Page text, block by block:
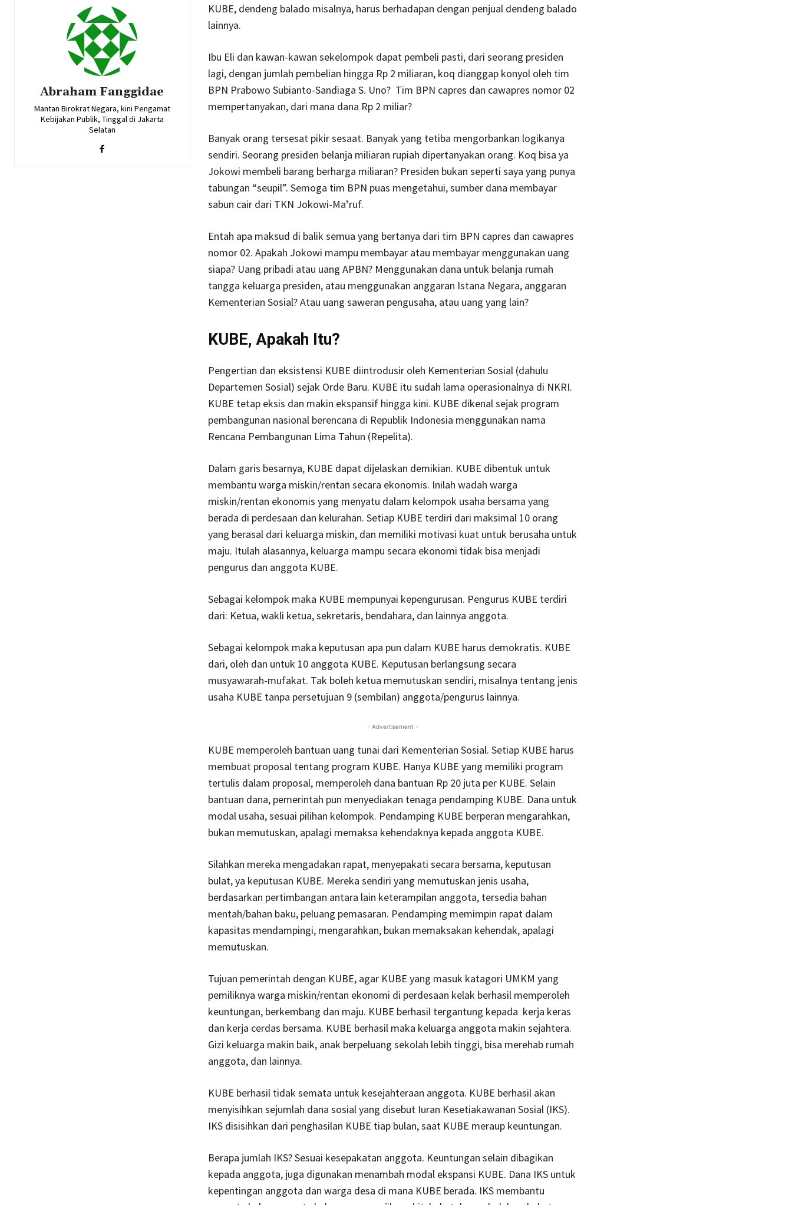
Abraham Fanggidae
Mantan Birokrat Negara, kini Pengamat
Kebijakan Publik, Tinggal di Jakarta
Selatan
KUBE, dendeng balado misalnya, harus berhadapan dengan penjual dendeng balado
lainnya.
Ibu Eli dan kawan-kawan sekelompok dapat pembeli pasti, dari seorang presiden
lagi, dengan jumlah pembelian hingga Rp 2 miliaran, koq dianggap konyol oleh tim
BPN Prabowo Subianto-Sandiaga S. Uno? Tim BPN capres dan cawapres nomor 02
mempertanyakan, dari mana dana Rp 2 miliar?
Banyak orang tersesat pikir sesaat. Banyak yang tetiba mengorbankan logikanya
sendiri. Seorang presiden belanja miliaran rupiah dipertanyakan orang. Koq bisa ya
Jokowi membeli barang berharga miliaran? Presiden bukan seperti saya yang punya
tabungan “seupil”. Semoga tim BPN puas mengetahui, sumber dana membayar
sabun cair dari TKN Jokowi-Ma’ruf.
Entah apa maksud di balik semua yang bertanya dari tim BPN capres dan cawapres
nomor 02. Apakah Jokowi mampu membayar atau membayar menggunakan uang
siapa? Uang pribadi atau uang APBN? Menggunakan dana untuk belanja rumah
tangga keluarga presiden, atau menggunakan anggaran Istana Negara, anggaran
Kementerian Sosial? Atau uang saweran pengusaha, atau uang yang lain?
KUBE, Apakah Itu?
Pengertian dan eksistensi KUBE diintrodusir oleh Kementerian Sosial (dahulu
Departemen Sosial) sejak Orde Baru. KUBE itu sudah lama operasionalnya di NKRI.
KUBE tetap eksis dan makin ekspansif hingga kini. KUBE dikenal sejak program
pembangunan nasional berencana di Republik Indonesia menggunakan nama
Rencana Pembangunan Lima Tahun (Repelita).
Dalam garis besarnya, KUBE dapat dijelaskan demikian. KUBE dibentuk untuk
membantu warga miskin/rentan secara ekonomis. Inilah wadah warga
miskin/rentan ekonomis yang menyatu dalam kelompok usaha bersama yang
berada di perdesaan dan kelurahan. Setiap KUBE terdiri dari maksimal 10 orang
yang berasal dari keluarga miskin, dan memiliki motivasi kuat untuk berusaha untuk
maju. Itulah alasannya, keluarga mampu secara ekonomi tidak bisa menjadi
pengurus dan anggota KUBE.
Sebagai kelompok maka KUBE mempunyai kepengurusan. Pengurus KUBE terdiri
dari: Ketua, wakli ketua, sekretaris, bendahara, dan lainnya anggota.
Sebagai kelompok maka keputusan apa pun dalam KUBE harus demokratis. KUBE
dari, oleh dan untuk 10 anggota KUBE. Keputusan berlangsung secara
musyawarah-mufakat. Tak boleh ketua memutuskan sendiri, misalnya tentang jenis
usaha KUBE tanpa persetujuan 9 (sembilan) anggota/pengurus lainnya.
- Advertisement -
KUBE memperoleh bantuan uang tunai dari Kementerian Sosial. Setiap KUBE harus
membuat proposal tentang program KUBE. Hanya KUBE yang memiliki program
tertulis dalam proposal, memperoleh dana bantuan Rp 20 juta per KUBE. Selain
bantuan dana, pemerintah pun menyediakan tenaga pendamping KUBE. Dana untuk
modal usaha, sesuai pilihan kelompok. Pendamping KUBE berperan mengarahkan,
bukan memutuskan, apalagi memaksa kehendaknya kepada anggota KUBE.
Silahkan mereka mengadakan rapat, menyepakati secara bersama, keputusan
bulat, ya keputusan KUBE. Mereka sendiri yang memutuskan jenis usaha,
berdasarkan pertimbangan antara lain keterampilan anggota, tersedia bahan
mentah/bahan baku, peluang pemasaran. Pendamping memimpin rapat dalam
kapasitas mendampingi, mengarahkan, bukan memaksakan kehendak, apalagi
memutuskan.
Tujuan pemerintah dengan KUBE, agar KUBE yang masuk katagori UMKM yang
pemiliknya warga miskin/rentan ekonomi di perdesaan kelak berhasil memperoleh
keuntungan, berkembang dan maju. KUBE berhasil tergantung kepada kerja keras
dan kerja cerdas bersama. KUBE berhasil maka keluarga anggota makin sejahtera.
Gizi keluarga makin baik, anak berpeluang sekolah lebih tinggi, bisa merehab rumah
anggota, dan lainnya.
KUBE berhasil tidak semata untuk kesejahteraan anggota. KUBE berhasil akan
menyisihkan sejumlah dana sosial yang disebut Iuran Kesetiakawanan Sosial (IKS).
IKS disisihkan dari penghasilan KUBE tiap bulan, saat KUBE meraup keuntungan.
Berapa jumlah IKS? Sesuai kesepakatan anggota. Keuntungan selain dibagikan
kepada anggota, juga digunakan menambah modal ekspansi KUBE. Dana IKS untuk
kepentingan anggota dan warga desa di mana KUBE berada. IKS membantu